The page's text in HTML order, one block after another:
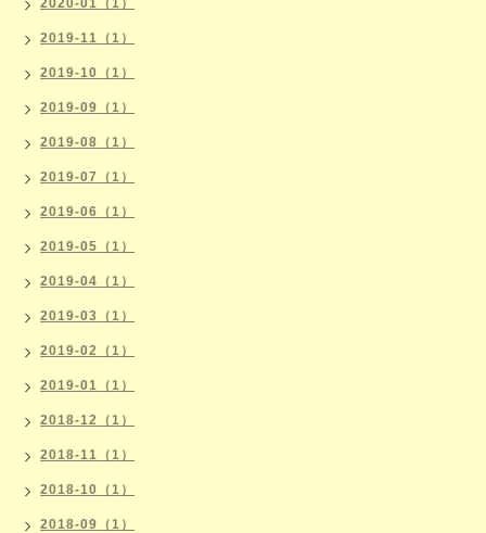
2019-11（1）
2019-10（1）
2019-09（1）
2019-08（1）
2019-07（1）
2019-06（1）
2019-05（1）
2019-04（1）
2019-03（1）
2019-02（1）
2019-01（1）
2018-12（1）
2018-11（1）
2018-10（1）
2018-09（1）